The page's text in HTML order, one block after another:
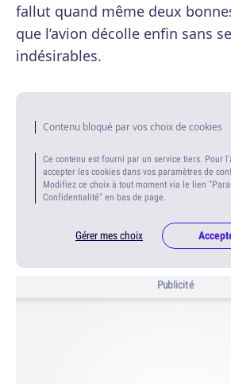
fallut quand même deux
que l’avion décolle enfin sans
indésirables.
Contenu bloqué par vos choix de cookies
Ce contenu est fourni par un service tiers. Pour
accepter les cookies dans vos paramètres de
Modifiez ce choix à tout moment via le lien
Confidentialité" en bas de page.
Gérer mes choix
Publicité